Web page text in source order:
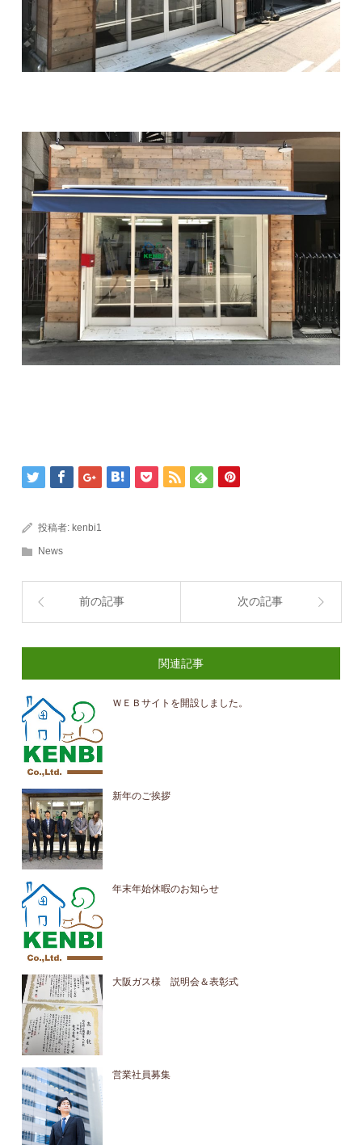
投稿者: kenbi1
News
前の記事 次の記事
関連記事
ＷＥＢサイトを開設しました。
新年のご挨拶
年末年始休暇のお知らせ
大阪ガス様 説明会＆表彰式
営業社員募集